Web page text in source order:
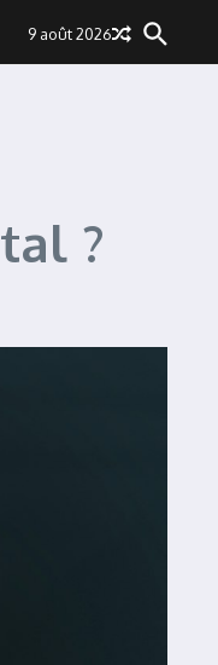
9 août 2026
?